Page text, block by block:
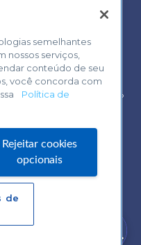
Voltar ao topo
semelhantes
nossos serviços,
conteúdo de seu
você concorda com
Política de
Rejeitar cookies
opcionais
de